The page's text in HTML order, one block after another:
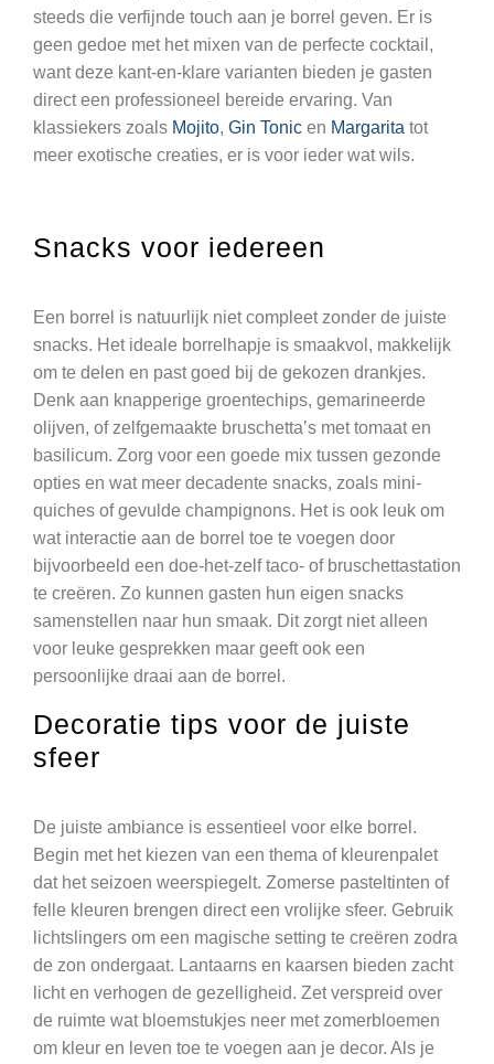
steeds die verfijnde touch aan je borrel geven. Er is
geen gedoe met het mixen van de perfecte cocktail,
want deze kant-en-klare varianten bieden je gasten
direct een professioneel bereide ervaring. Van
klassiekers zoals Mojito, Gin Tonic en Margarita tot
meer exotische creaties, er is voor ieder wat wils.
Snacks voor iedereen
Een borrel is natuurlijk niet compleet zonder de juiste
snacks. Het ideale borrelhapje is smaakvol, makkelijk
om te delen en past goed bij de gekozen drankjes.
Denk aan knapperige groentechips, gemarineerde
olijven, of zelfgemaakte bruschetta’s met tomaat en
basilicum. Zorg voor een goede mix tussen gezonde
opties en wat meer decadente snacks, zoals mini-
quiches of gevulde champignons. Het is ook leuk om
wat interactie aan de borrel toe te voegen door
bijvoorbeeld een doe-het-zelf taco- of bruschettastation
te creëren. Zo kunnen gasten hun eigen snacks
samenstellen naar hun smaak. Dit zorgt niet alleen
voor leuke gesprekken maar geeft ook een
persoonlijke draai aan de borrel.
Decoratie tips voor de juiste
sfeer
De juiste ambiance is essentieel voor elke borrel.
Begin met het kiezen van een thema of kleurenpalet
dat het seizoen weerspiegelt. Zomerse pasteltinten of
felle kleuren brengen direct een vrolijke sfeer. Gebruik
lichtslingers om een magische setting te creëren zodra
de zon ondergaat. Lantaarns en kaarsen bieden zacht
licht en verhogen de gezelligheid. Zet verspreid over
de ruimte wat bloemstukjes neer met zomerbloemen
om kleur en leven toe te voegen aan je decor. Als je